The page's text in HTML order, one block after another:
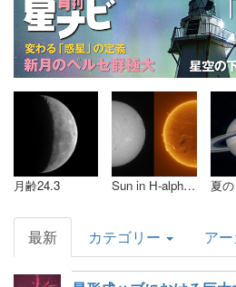
AstroArts
Topics
月齢24.3 Sun in H-alpha on August 9, 2026
最新 カテゴリー ア
ヘ